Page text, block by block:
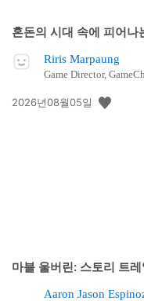
혼돈의 시대 속에 피어나
Riris Marpaung
Game Director,
공
2026년08월05일
마블 울버린: 스토리 트
Aaron Jason